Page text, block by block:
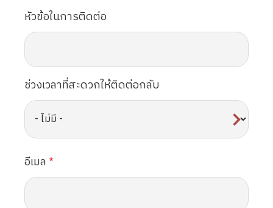
หัวข้อในการติดต่อ
ช่วงเวลาที่สะดวกให้ติดต่อกลับ
อีเมล